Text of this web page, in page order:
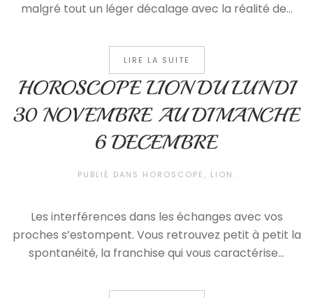
malgré tout un léger décalage avec la réalité de...
LIRE LA SUITE
HOROSCOPE LION DU LUNDI
30 NOVEMBRE AU DIMANCHE
6 DECEMBRE
PUBLIÉ DANS HOROSCOPE, LION .
Les interférences dans les échanges avec vos
proches s’estompent. Vous retrouvez petit à petit la
spontanéité, la franchise qui vous caractérise...